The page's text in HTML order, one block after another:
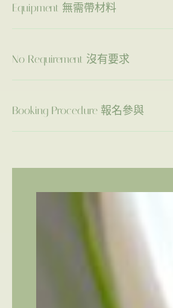
Equipment 無需帶材料
No Requirement 沒有要求
Booking Procedure 報名參與